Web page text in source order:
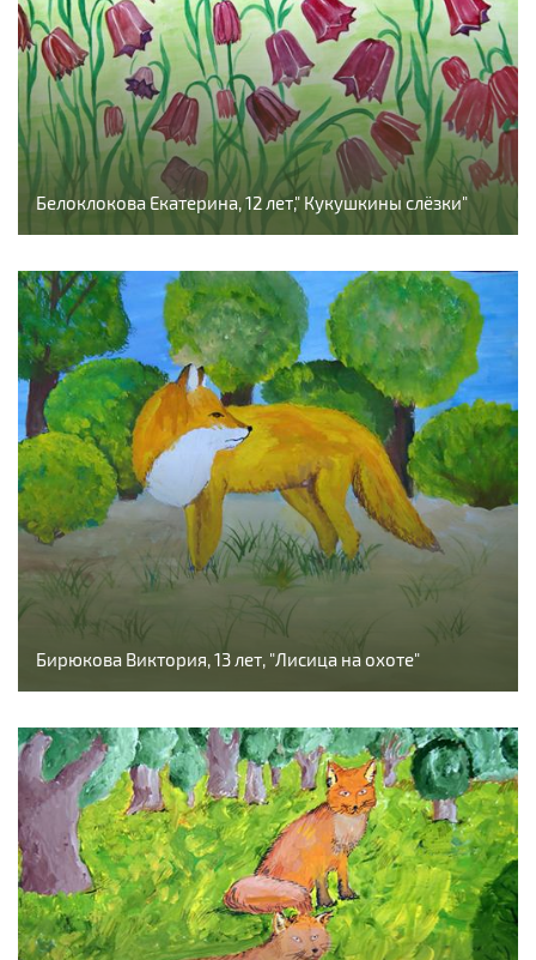
Белоклокова Екатерина, 12 лет," Кукушкины слёзки"
Бирюкова Виктория, 13 лет, "Лисица на охоте"